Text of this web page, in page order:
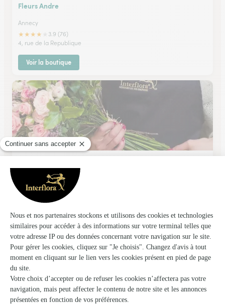
Fleurs Andre
Annecy
★★★★
3.9 (76)
4, rue de la Republique
Voir la boutique
Atelier du Fleuriste
Annecy
★★
4.2 (49)
11, rue de la République
Voir la boutique